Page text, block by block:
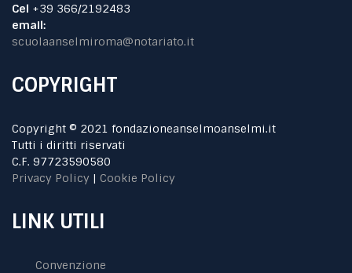
Cel +39 366/2192483
email:
scuolaanselmiroma@notariato.it
COPYRIGHT
Copyright © 2021 fondazioneanselmoanselmi.it
Tutti i diritti riservati
C.F. 97723590580
Privacy Policy | Cookie Policy
LINK UTILI
Convenzione